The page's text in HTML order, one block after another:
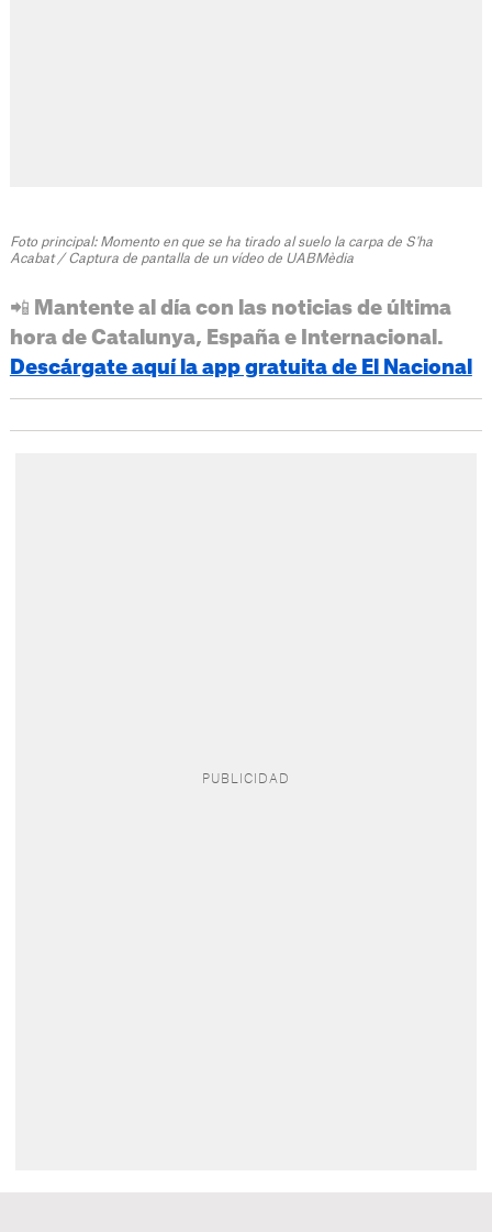
Foto principal: Momento en que se ha tirado al suelo la carpa de S'ha
Acabat / Captura de pantalla de un vídeo de UABMèdia
📲 Mantente al día con las noticias de última
hora de Catalunya, España e Internacional.
Descárgate aquí la app gratuita de El Nacional